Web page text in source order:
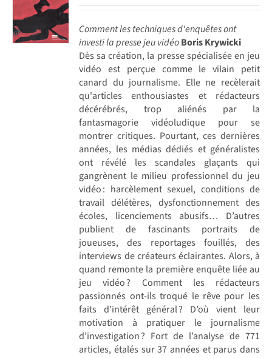
Comment les techniques d'enquêtes ont
investi la presse jeu vidéoBoris Krywicki
Dès sa création, la presse spécialisée en jeu
vidéo est perçue comme le vilain petit
canard du journalisme. Elle ne recèlerait
qu'articles enthousiastes et rédacteurs
décérébrés, trop aliénés par la
fantasmagorie vidéoludique pour se
montrer critiques. Pourtant, ces dernières
années, les médias dédiés et généralistes
ont révélé les scandales glaçants qui
gangrènent le milieu professionnel du jeu
vidéo : harcèlement sexuel, conditions de
travail délétères, dysfonctionnement des
écoles, licenciements abusifs… D’autres
publient de fascinants portraits de
joueuses, des reportages fouillés, des
interviews de créateurs éclairantes. Alors, à
quand remonte la première enquête liée au
jeu vidéo ? Comment les rédacteurs
passionnés ont-ils troqué le rêve pour les
faits d’intérêt général ? D’où vient leur
motivation à pratiquer le journalisme
d’investigation ? Fort de l’analyse de 771
articles, étalés sur 37 années et parus dans